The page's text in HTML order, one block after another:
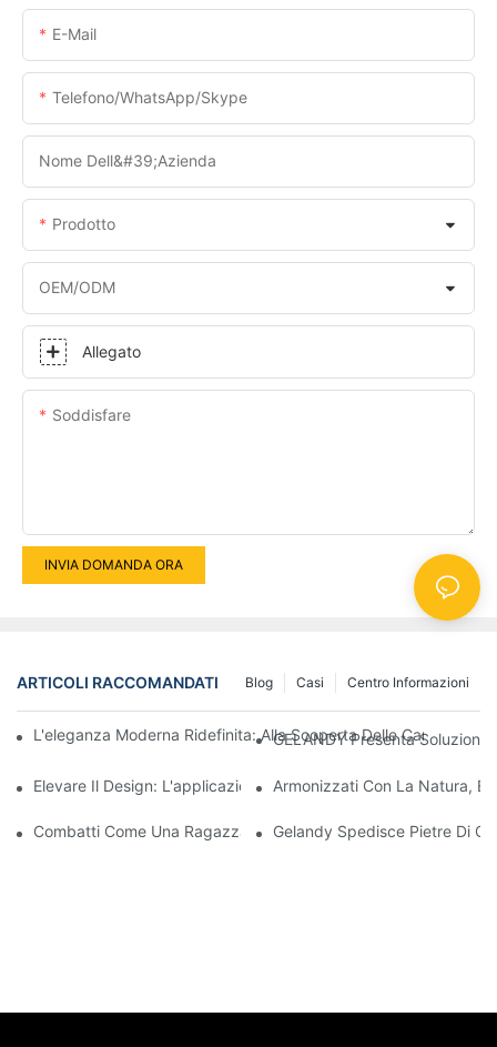
E-Mail
Telefono/WhatsApp/Skype
Nome Dell&#39;azienda
Prodotto
OEM/ODM
Allegato
Soddisfare
INVIA DOMANDA ORA
ARTICOLI RACCOMANDATI Centro Informazioni
Casi
Blog
L'eleganza Moderna Ridefinita: Alla Scoperta Delle
GELANDY Presenta Soluzioni
Elevare Il Design: L'applicazione Artistica Delle Colonne
Armonizzati Con La Natura,
Combatti Come Una Ragazza. Dai Forza Come Una Donna -
Gelandy Spedisce Pietre Di